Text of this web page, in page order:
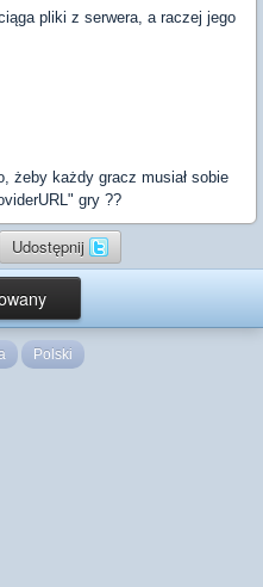
pliki z serwera, a raczej jego
żeby każdy gracz musiał sobie
gry ??
Udostępnij
Polski